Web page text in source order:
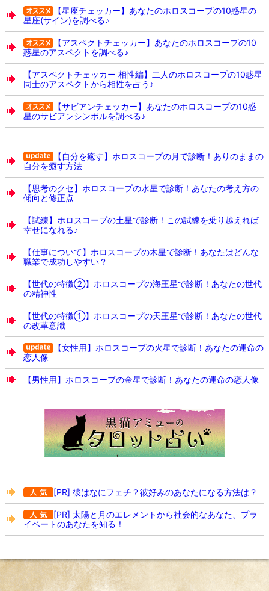
【星座チェッカー】あなたのホロスコープの10惑星の
星座(サイン)を調べる♪
【アスペクトチェッカー】あなたのホロスコープの10
惑星のアスペクトを調べる♪
【アスペクトチェッカー 相性編】二人のホロスコープの10惑星
同士のアスペクトから相性を占う♪
【サビアンチェッカー】あなたのホロスコープの10惑
星のサビアンシンボルを調べる♪
【自分を癒す】ホロスコープの月で診断！ありのままの
自分を癒す方法
【思考のクセ】ホロスコープの水星で診断！あなたの考え方の
傾向と修正点
【試練】ホロスコープの土星で診断！この試練を乗り越えれば
幸せになれる♪
【仕事について】ホロスコープの木星で診断！あなたはどんな
職業で成功しやすい？
【世代の特徴②】ホロスコープの海王星で診断！あなたの世代
の精神性
【世代の特徴①】ホロスコープの天王星で診断！あなたの世代
の改革意識
【女性用】ホロスコープの火星で診断！あなたの運命の
恋人像
【男性用】ホロスコープの金星で診断！あなたの運命の恋人像
[PR] 彼はなにフェチ？彼好みのあなたになる方法は？
[PR] 太陽と月のエレメントから社会的なあなた、プラ
イベートのあなたを知る！